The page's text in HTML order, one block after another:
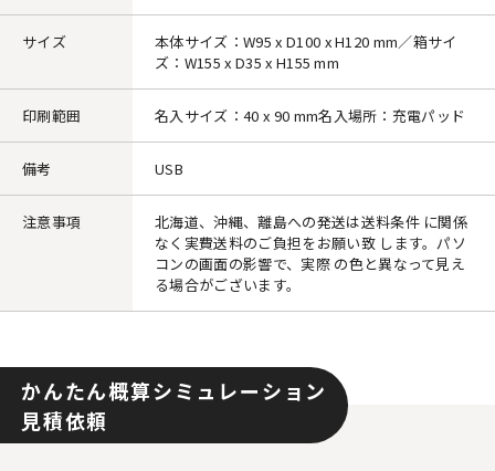
サイズ
本体サイズ：W95 x D100 x H120 mm／箱サイ
ズ：W155 x D35 x H155 mm
印刷範囲 名入サイズ：40 x 90 mm名入場所：充電パッド
備考 USB
注意事項
北海道、沖縄、離島への発送は送料条件 に関係
なく実費送料のご負担をお願い致 します。パソ
コンの画面の影響で、実際 の色と異なって見え
る場合がございます。
かんたん概算シミュレーション
見積依頼